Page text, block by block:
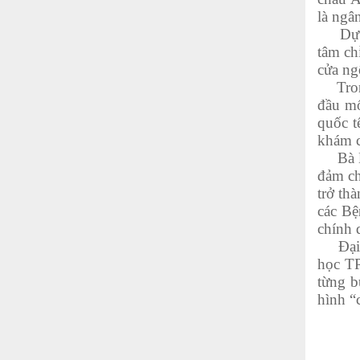
là
Dự
tâm
cửa
đầu
quốc
khám
Bà
đảm
trở
các
chính
Đại
học
từng
hình